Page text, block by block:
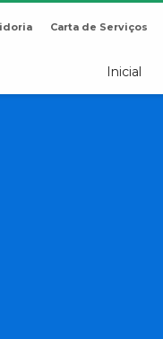
Carta de Serviços
Inicial